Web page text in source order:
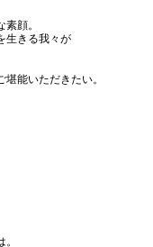
顔。
生きる我々が
能いただきたい。